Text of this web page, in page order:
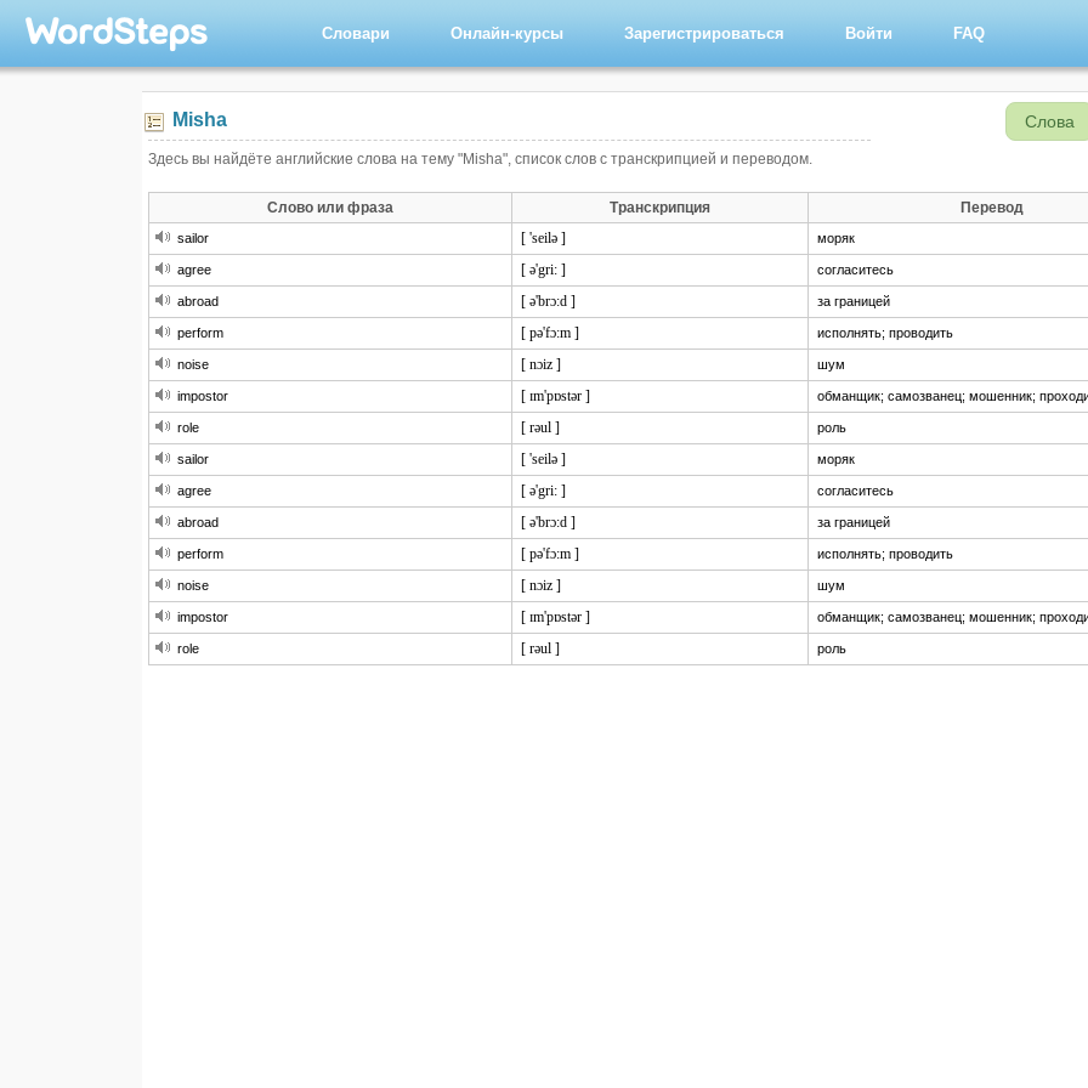
Словари Онлайн-курсы Зарегистрироваться Войти FAQ
Misha Слова
Здесь вы найдёте английские слова на тему "Misha", список слов с транскрипцией и переводом.
Слово или фраза Транскрипция Перевод
sailor [ 'seilə ] моряк
agree [ ə'gri: ] согласитесь
abroad [ ə'brɔ:d ] за границей
perform [ pə'fɔ:m ] исполнять; проводить
noise [ nɔiz ] шум
impostor [ ɪm'pɒstər ] обманщик; самозванец; мошенник;
role [ rəul ] роль
sailor [ 'seilə ] моряк
agree [ ə'gri: ] согласитесь
abroad [ ə'brɔ:d ] за границей
perform [ pə'fɔ:m ] исполнять; проводить
noise [ nɔiz ] шум
impostor [ ɪm'pɒstər ] обманщик; самозванец; мошенник;
role [ rəul ] роль